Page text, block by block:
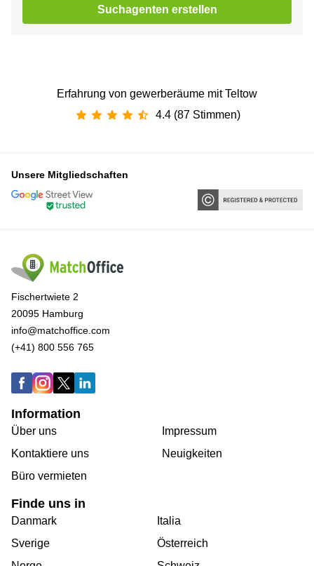
Suchagenten erstellen
Erfahrung von gewerberäume mit Teltow
4.4 (87 Stimmen)
Unsere Mitgliedschaften
Fischertwiete 2
20095 Hamburg
info@matchoffice.com
(+41) 800 556 765
Information
Über uns
Kontaktiere uns
Büro vermieten
Impressum
Neuigkeiten
Finde uns in
Danmark
Sverige
Italia
Österreich